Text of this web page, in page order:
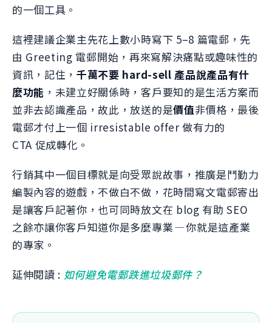
的一個工具。
這裡建議企業主先花上數小時寫下 5–8 篇電郵，先
由 Greeting 電郵開始，再來寫解決痛點或趣味性的
資訊，記住，千萬不要 hard-sell 產品說產品有什
麼功能 ，未建立好關係時，客戶要知的是生活方案而
並非去認識產品，故此，放送的是價值非價格，最後
電郵才付上一個 irresistable offer 做有力的
CTA 促成轉化。
行銷其中一個目標就是向受眾說故事，推廣是鬥勤力
編製內容的遊戲，不做白不做，花時間寫文電郵寄出
是讓客戶記著你，也可同時放文在 blog 有助 SEO
之餘亦讓你客戶知道你是多麼專業 — 你就是這產業
的專家。
延伸閱讀 : 如何避免電郵跌進垃圾郵件？